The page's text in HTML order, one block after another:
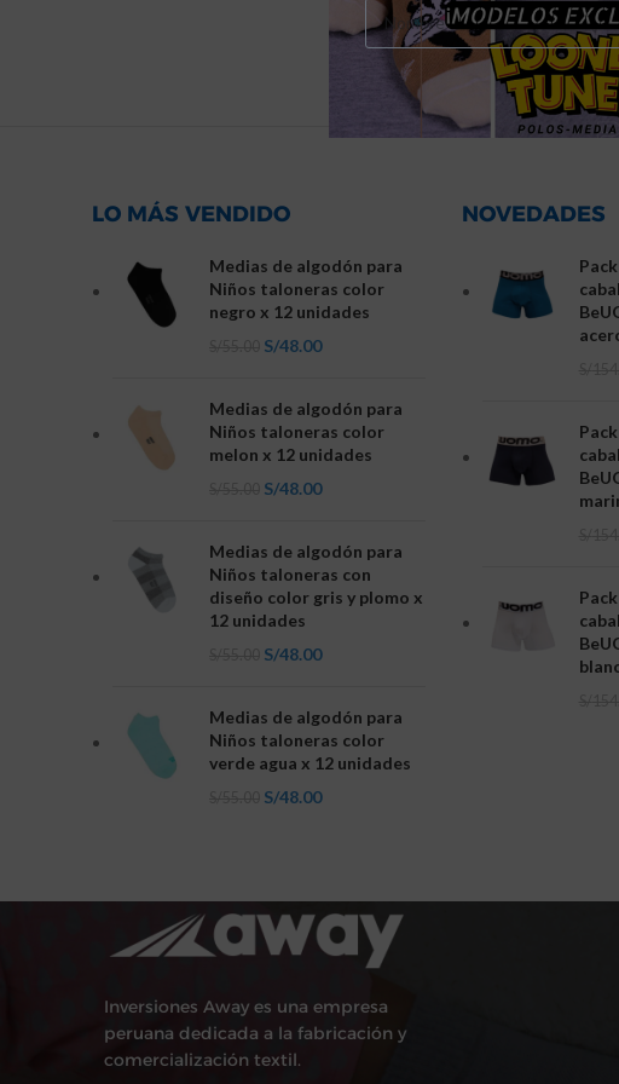
LO MÁS VENDIDO
Medias de algodón para
Niños taloneras color
negro x 12 unidades
S/48.00
Medias de algodón para
Niños taloneras color
melon x 12 unidades
S/48.00
Medias de algodón para
Niños taloneras con
diseño color gris y plomo x
12 unidades
S/48.00
Medias de algodón para
Niños taloneras color
verde agua x 12 unidades
S/48.00
NOVEDADES
Inversiones Away es una empresa
peruana dedicada a la fabricación y
comercialización textil.